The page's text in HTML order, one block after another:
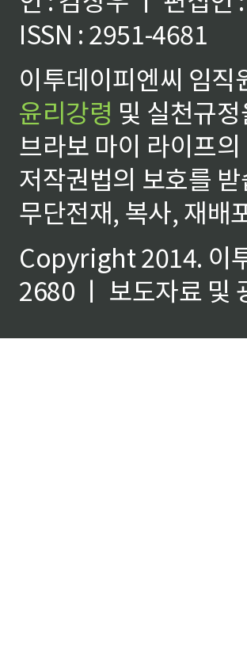
ISSN : 2951-4681
이투데이피엔씨 임
윤리강령 및 실천규
브라보 마이 라이프
저작권법의 보호를
무단전재, 복사, 재배
Copyright 2014. 이
2680 ㅣ 보도자료